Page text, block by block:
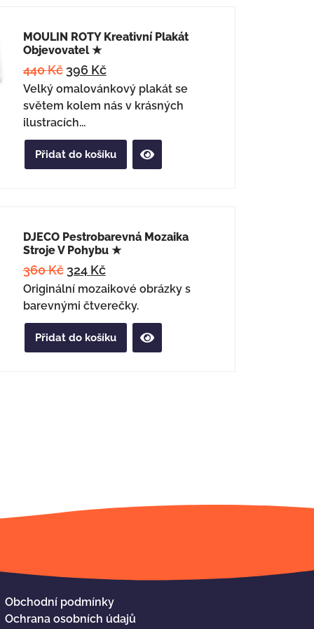
MOULIN ROTY Kreativní Plakát
Objevovatel ★
440Kč 396 Kč
Velký omalovánkový plakát se
světem kolem nás v krásných
ilustracích...
Přidat do košíku
DJECO Pestrobarevná Mozaika
Stroje V Pohybu ★
360Kč 324 Kč
Originální mozaikové obrázky s
barevnými čtverečky.
Přidat do košíku
Obchodní podmínky
Ochrana osobních údajů